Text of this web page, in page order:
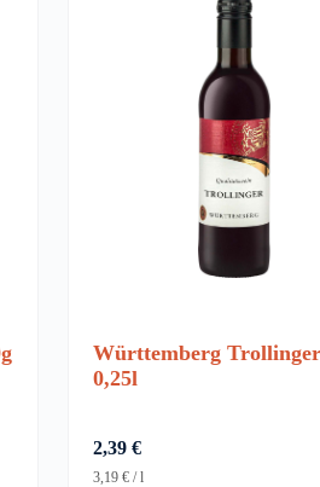
Württemberg
0,25l
2,39€
3,19€ /l